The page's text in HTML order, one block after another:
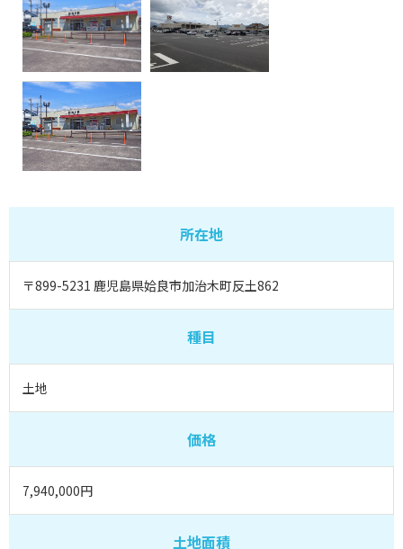
所在地
〒899-5231 鹿児島県姶良市加治木町反土862
種目
土地
価格
7,940,000円
土地面積